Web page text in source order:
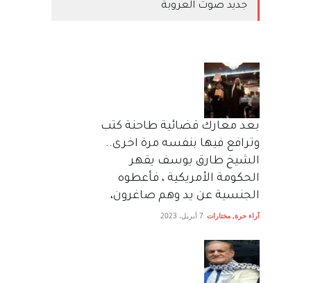
جديد صوت العروبة
بعد معارك قضائية طاحنة كتب
وترافع فيها بنفسه مرة اخرى..
الشيخ طارق يوسف يقهر
الحكومة الأمريكية ، فأعطوه
الجنسية عن يد وهم صاغرون،
آراء حرة, مختارات 7 أبريل، 2023